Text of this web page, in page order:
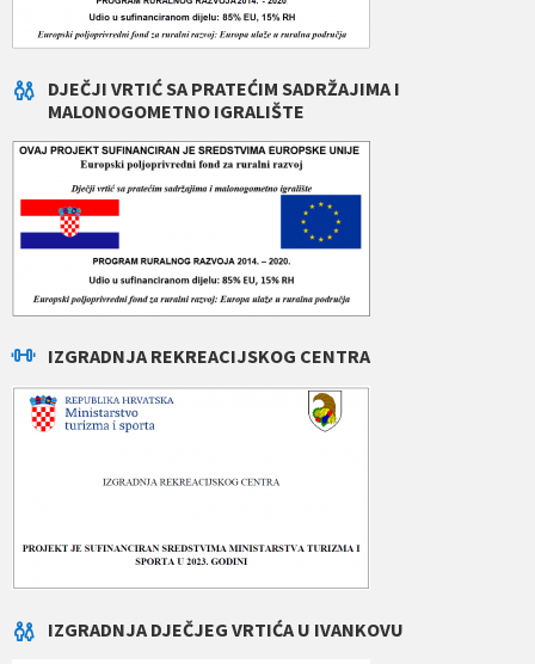
DJEČJI VRTIĆ SA PRATEĆIM SADRŽAJIMA I
MALONOGOMETNO IGRALIŠTE
IZGRADNJA REKREACIJSKOG CENTRA
IZGRADNJA DJEČJEG VRTIĆA U IVANKOVU